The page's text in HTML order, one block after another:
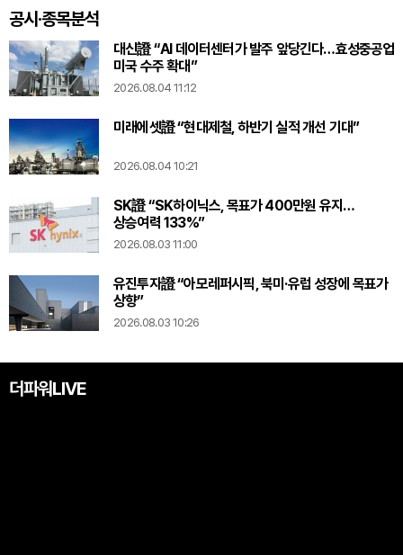
공시·종목분석
대신證 “AI 데이터센터가 발주 앞당긴다…효성중공업
미국 수주 확대”
2026.08.04 11:12
미래에셋證 “현대제철, 하반기 실적 개선 기대”
2026.08.04 10:21
SK證 “SK하이닉스, 목표가 400만원 유지…
상승여력 133%”
2026.08.03 11:00
유진투자證 “아모레퍼시픽, 북미·유럽 성장에 목표가
상향”
2026.08.03 10:26
더파워LIVE